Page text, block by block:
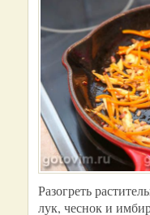
Разогреть
лук, чеснок и